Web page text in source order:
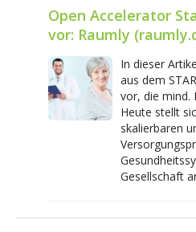
Open Accelerator
vor: Raumly
In dieser
aus dem
vor, die mind.
Heute stellt
skalierbaren
Gesellschaft